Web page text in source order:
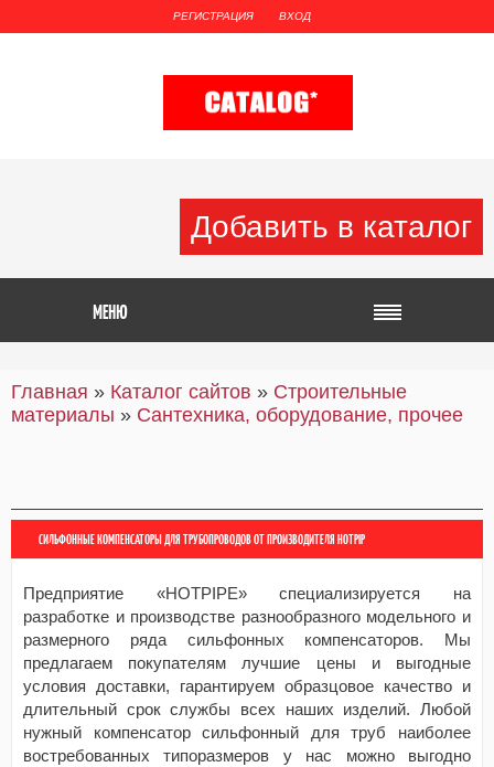
РЕГИСТРАЦИЯ ВХОД
Добавить в каталог
Главная » Каталог сайтов » Строительные
материалы » Сантехника, оборудование, прочее
СИЛЬФОННЫЕ КОМПЕНСАТОРЫ ДЛЯ ТРУБОПРОВОДОВ ОТ ПРОИЗВОДИТЕЛЯ HOTPIP
Предприятие «HOTPIPE» специализируется на
разработке и производстве разнообразного модельного и
размерного ряда сильфонных компенсаторов. Мы
предлагаем покупателям лучшие цены и выгодные
условия доставки, гарантируем образцовое качество и
длительный срок службы всех наших изделий. Любой
нужный компенсатор сильфонный для труб наиболее
востребованных типоразмеров у нас можно выгодно